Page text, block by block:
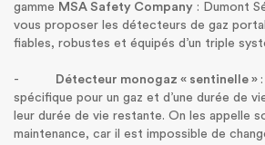
gamme MSA Safety Company : Dumont
vous proposer les détecteurs de gaz
fiables, robustes et équipés d’un triple
- Détecteur monogaz « sentinelle »
spécifique pour un gaz et d’une durée de
leur durée de vie restante. On les appelle
maintenance, car il est impossible de